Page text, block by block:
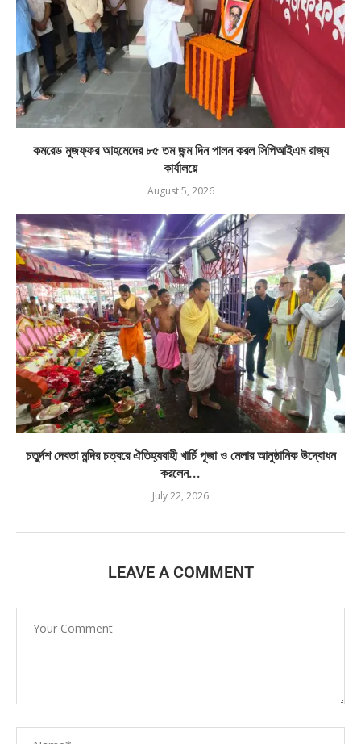
কমরেড মুজফ্ফর আহমেদের ৮৫ তম জন্ম দিন পালন করল সিপিআইএম রাজ্য
কার্যালয়ে
August 5, 2026
চতুর্দশ দেবতা মন্দির চত্বরে ঐতিহ্যবাহী খার্চি পূজা ও মেলার আনুষ্ঠানিক উদ্বোধন
করলেন...
July 22, 2026
LEAVE A COMMENT